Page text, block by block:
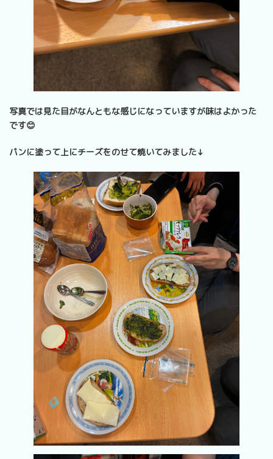
写真では見た目がなんともな感じになっていますが味はよかった
です😊
パンに塗って上にチーズをのせて焼いてみました↓